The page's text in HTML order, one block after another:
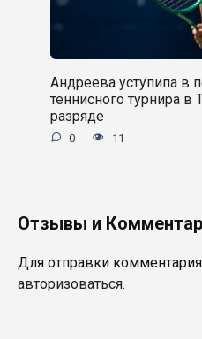
Андреева уступипа в
теннисного турнира в
разряде
0 11
Отзывы и
Для отправки
авторизоваться.